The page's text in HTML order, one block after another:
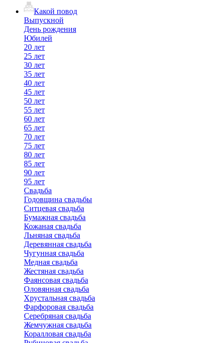
Какой повод
Выпускной
День рождения
Юбилей
20 лет
25 лет
30 лет
35 лет
40 лет
45 лет
50 лет
55 лет
60 лет
65 лет
70 лет
75 лет
80 лет
85 лет
90 лет
95 лет
Свадьба
Годовщина свадьбы
Ситцевая свадьба
Бумажная свадьба
Кожаная свадьба
Льняная свадьба
Деревянная свадьба
Чугунная свадьба
Медная свадьба
Жестяная свадьба
Фаянсовая свадьба
Оловянная свадьба
Хрустальная свадьба
Фарфоровая свадьба
Серебряная свадьба
Жемчужная свадьба
Коралловая свадьба